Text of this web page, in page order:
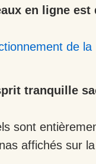
en ligne
de
tranquille
sont
affichés sur